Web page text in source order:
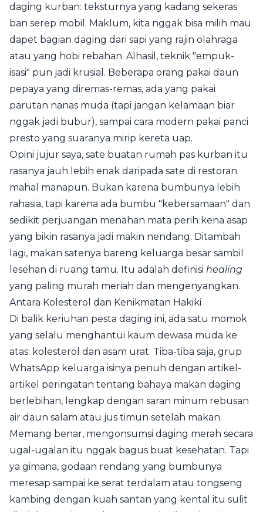
daging kurban: teksturnya yang kadang sekeras
ban serep mobil. Maklum, kita nggak bisa milih mau
dapet bagian daging dari sapi yang rajin olahraga
atau yang hobi rebahan. Alhasil, teknik "empuk-
isasi" pun jadi krusial. Beberapa orang pakai daun
pepaya yang diremas-remas, ada yang pakai
parutan nanas muda (tapi jangan kelamaan biar
nggak jadi bubur), sampai cara modern pakai panci
presto yang suaranya mirip kereta uap.
Opini jujur saya, sate buatan rumah pas kurban itu
rasanya jauh lebih enak daripada sate di restoran
mahal manapun. Bukan karena bumbunya lebih
rahasia, tapi karena ada bumbu "kebersamaan" dan
sedikit perjuangan menahan mata perih kena asap
yang bikin rasanya jadi makin nendang. Ditambah
lagi, makan satenya bareng keluarga besar sambil
lesehan di ruang tamu. Itu adalah definisi healing
yang paling murah meriah dan mengenyangkan.
Antara Kolesterol dan Kenikmatan Hakiki
Di balik keriuhan pesta daging ini, ada satu momok
yang selalu menghantui kaum dewasa muda ke
atas: kolesterol dan asam urat. Tiba-tiba saja, grup
WhatsApp keluarga isinya penuh dengan artikel-
artikel peringatan tentang bahaya makan daging
berlebihan, lengkap dengan saran minum rebusan
air daun salam atau jus timun setelah makan.
Memang benar, mengonsumsi daging merah secara
ugal-ugalan itu nggak bagus buat kesehatan. Tapi
ya gimana, godaan rendang yang bumbunya
meresap sampai ke serat terdalam atau tongseng
kambing dengan kuah santan yang kental itu sulit